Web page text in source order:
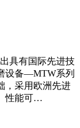
具有国际先进技
设备—MTW系列
，采用欧洲先进
性能可…